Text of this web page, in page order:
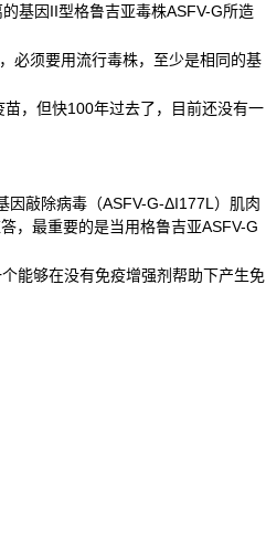
基因II型格鲁吉亚毒株ASFV-G所造
必须要用流行毒株，至少是相同的基
，但快100年过去了，目前还没有一
因敲除病毒（ASFV-G-ΔI177L）肌肉
，最重要的是当用格鲁吉亚ASFV-G
能够在没有免疫增强剂帮助下产生免